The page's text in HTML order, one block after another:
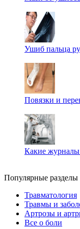
Ушиб пальца
Повязки и
Какие журналы
Популярные разделы
Травматология
Травмы и
Артрозы и
Все о боли